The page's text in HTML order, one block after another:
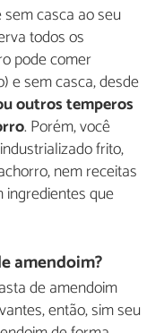
casca ao seu
todos os
pode comer
e sem casca, desde
outros temperos
. Porém, você
frito,
nem receitas
ingredientes que
amendoim?
de amendoim
então, sim seu